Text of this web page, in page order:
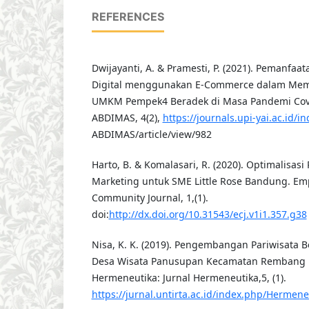
REFERENCES
Dwijayanti, A. & Pramesti, P. (2021).
Digital menggunakan E-Commerce dalam
UMKM Pempek4 Beradek di Masa Pandemi
ABDIMAS, 4(2), https://journals.upi-yai.ac.id/
ABDIMAS/article/view/982
Harto, B. & Komalasari, R. (2020).
Marketing untuk SME Little Rose Bandung.
Community Journal, 1,(1).
doi:http://dx.doi.org/10.31543/ecj.v1i1.357.g38
Nisa, K. K. (2019). Pengembangan Pariwisata
Desa Wisata Panusupan Kecamatan
Hermeneutika: Jurnal Hermeneutika,5, (1).
https://jurnal.untirta.ac.id/index.php/